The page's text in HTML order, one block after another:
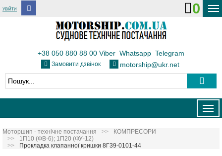
УВІЙТИ
ДОСТАВКА І ОПЛАТА
ТЕПЛОВОЗИ
КОНТАКТИ
0
+38 050 880 88 00 Viber Whatsapp Telegram
Замовити дзвінок motorship@ukr.net
Моторшип - технічне постачання
КОМПРЕСОРИ
1П10 (ФВ-6); 1П20 (ФУ-12)
Прокладка клапанної кришки 8Г39-0101-44